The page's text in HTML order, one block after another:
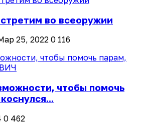
во всеоружии
25, 2022 0 116
чтобы помочь
0 462